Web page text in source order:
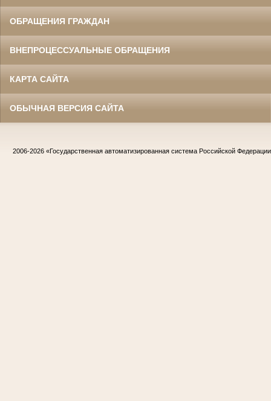
ОБРАЩЕНИЯ ГРАЖДАН
ВНЕПРОЦЕССУАЛЬНЫЕ ОБРАЩЕНИЯ
КАРТА САЙТА
ОБЫЧНАЯ ВЕРСИЯ САЙТА
2006-2026 «Государственная автоматизированная система Российской